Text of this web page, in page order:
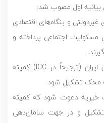
بیانیه اول مصوب شد:
و بنگاه‌های اقتصادی
مسئولیت اجتماعی پرداخته و
2. در اتاق بازرگانی و صنایع و معادن ایران (ترجیحاً در ICC) کمیته
محک تشکیل شود.
خیریه دعوت شود که کمیته
و در جهت سامان‌دهی